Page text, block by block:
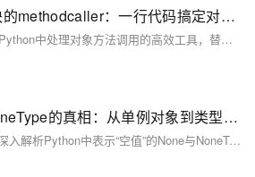
Python operator模块的methodcaller：一行代码搞定对象方法调用的黑科技
`operator.methodcaller`是Python中处理对象方法调用的高效工具，替代冗长Lambda，提升代码可读性与性能。适用于数据过滤、排序、转换等场景，支持参数传递与链式调用，是函数式编程的隐藏利器。
Python中None与NoneType的真相：从单例对象到类型系统的深度解析
本文通过10个真实场景，深入解析Python中表示“空值”的None与NoneType。从单例模式、函数返回值，到类型注解、性能优化，全面揭示None在语言设计与实际编程中的核心作用，帮助开发者正确高效地处理“无值”状态，写出更健壮、清晰的Python代码。